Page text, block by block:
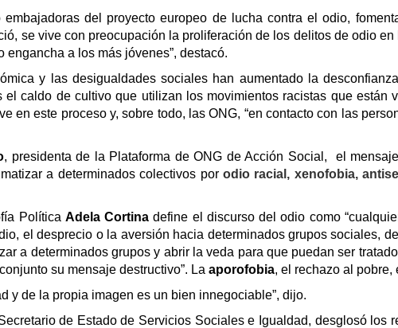
embajadoras del proyecto europeo de lucha contra el odio,
se vive con preocupación la proliferación de los delitos de odio
engancha a los más jóvenes”, destacó.
y las desigualdades sociales han aumentado la
el caldo de cultivo que utilizan los movimientos racistas que están
en este proceso y, sobre todo, las ONG, “en contacto con las
, presidenta de la Plataforma de ONG de Acción Social, el
a determinados colectivos porodio racial, xenofobia,
Política Adela Cortina define el discurso del odio como
el desprecio o la aversión hacia determinados grupos sociales,
a determinados grupos y abrir la veda para que puedan ser
su mensaje destructivo”. La aporofobia, el rechazo al pobre,
y de la propia imagen es un bien innegociable”, dijo.
de Estado de Servicios Sociales e Igualdad, desglosó los